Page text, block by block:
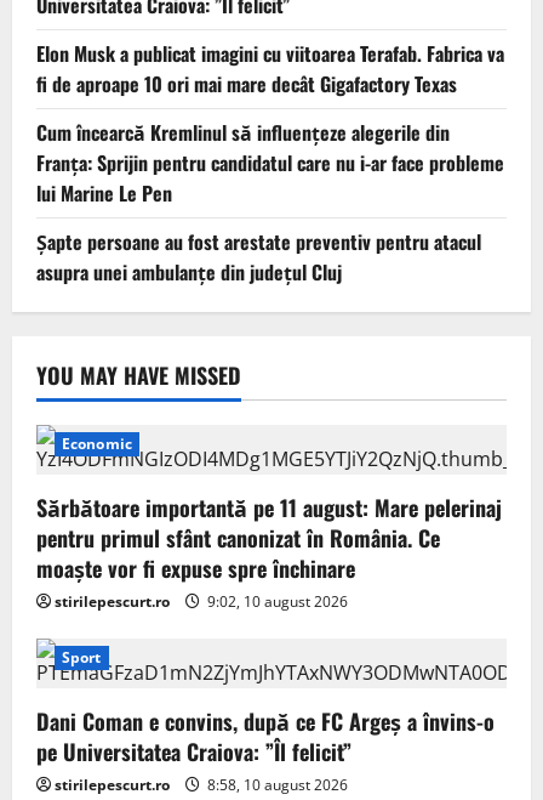
Elon Musk a publicat imagini cu viitoarea Terafab. Fabrica va
fi de aproape 10 ori mai mare decât Gigafactory Texas
Cum încearcă Kremlinul să influențeze alegerile din
Franța: Sprijin pentru candidatul care nu i-ar face probleme
lui Marine Le Pen
Șapte persoane au fost arestate preventiv pentru atacul
asupra unei ambulanțe din județul Cluj
YOU MAY HAVE MISSED
Economic
Sărbătoare importantă pe 11 august: Mare pelerinaj
pentru primul sfânt canonizat în România. Ce
moaște vor fi expuse spre închinare
stirilepescurt.ro 9:02, 10 august 2026
Sport
Dani Coman e convins, după ce FC Argeș a învins-o
pe Universitatea Craiova: ”Îl felicit”
stirilepescurt.ro 8:58, 10 august 2026